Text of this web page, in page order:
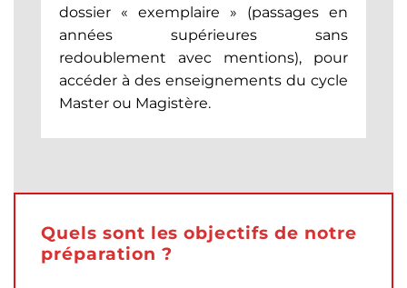
dossier « exemplaire » (passages en
années supérieures sans
redoublement avec mentions), pour
accéder à des enseignements du cycle
Master ou Magistère.
Quels sont les objectifs de notre
préparation ?